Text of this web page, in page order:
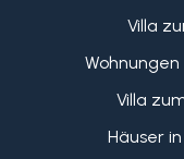
Villa
Villa
Häuser